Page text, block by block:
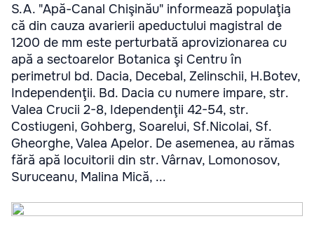
S.A. "Apă-Canal Chişinău" informează populaţia
că din cauza avarierii apeductului magistral de
1200 de mm este perturbată aprovizionarea cu
apă a sectoarelor Botanica şi Centru în
perimetrul bd. Dacia, Decebal, Zelinschii, H.Botev,
Independenţii. Bd. Dacia cu numere impare, str.
Valea Crucii 2-8, Idependenţii 42-54, str.
Costiugeni, Gohberg, Soarelui, Sf.Nicolai, Sf.
Gheorghe, Valea Apelor. De asemenea, au rămas
fără apă locuitorii din str. Vârnav, Lomonosov,
Suruceanu, Malina Mică, ...